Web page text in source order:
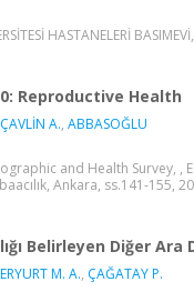
HASTANELERİ
Reproductive Health
ÇAVLİN A., ABBASOĞLU
and Health Survey, ,
Ankara, ss.141-155,
Belirleyen Diğer Ara
ERYURT M. A., ÇAĞATAY P.